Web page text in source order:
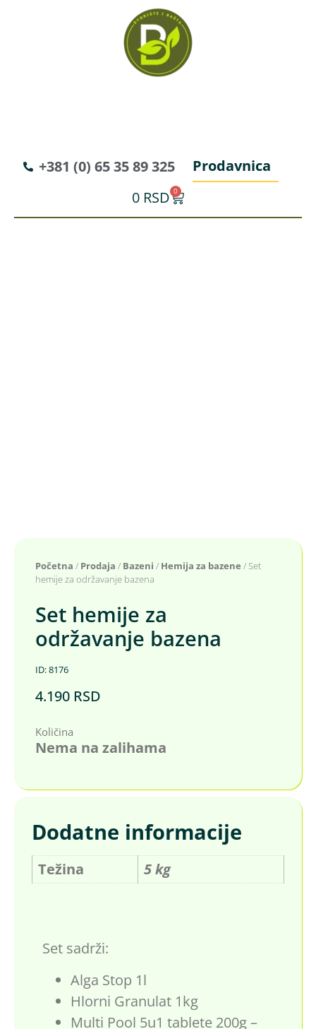
+381 (0) 65 35 89 325
Prodavnica
0 RSD 0
Početna / Prodaja / Bazeni / Hemija za bazene / Set
hemije za održavanje bazena
Set hemije za
održavanje bazena
ID: 8176
4.190 RSD
Količina
Nema na zalihama
Dodatne informacije
Težina 5 kg
Set sadrži:
Alga Stop 1l
Hlorni Granulat 1kg
Multi Pool 5u1 tablete 200g –